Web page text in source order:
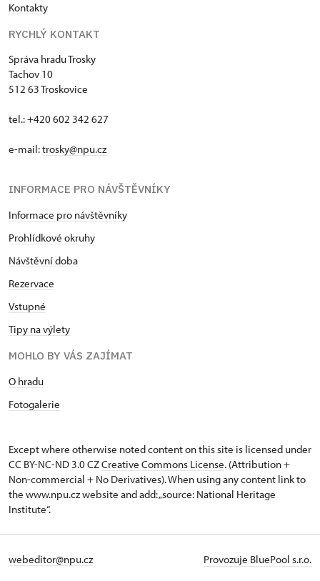
Kontakty
RYCHLÝ KONTAKT
Správa hradu Trosky
Tachov 10
512 63 Troskovice
tel.: +420 602 342 627
e-mail:trosky@npu.cz
INFORMACE PRO NÁVŠTĚVNÍKY
Informace pro návštěvníky
Prohlídkové okruhy
Návštěvní doba
Rezervace
Vstupné
Tipy na výlety
MOHLO BY VÁS ZAJÍMAT
O hradu
Fotogalerie
Except where otherwise noted content on this site is licensed under
CC BY-NC-ND 3.0 CZCreative Commons License. (Attribution +
Non-commercial + No Derivatives). When using any content link to
the www.npu.cz website and add: „source: National Heritage
Institute“.
webeditor@npu.cz Provozuje BluePool s.r.o.